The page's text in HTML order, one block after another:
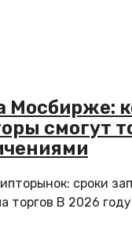
Мосбирже:
смогут
сроки
торгов В 2026